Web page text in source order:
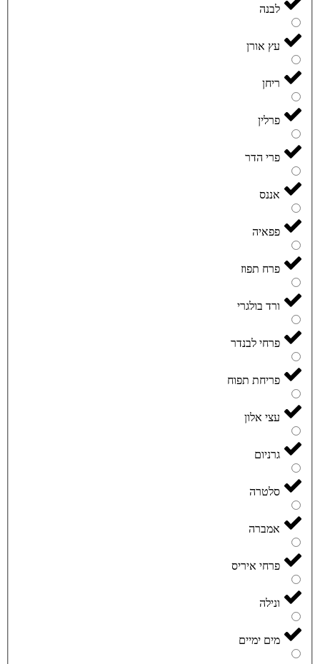
לבנה
עץ אורן
ריחן
פרלין
פרי הדר
אננס
פפאיה
פרח תפוז
ורד בולגרי
פרחי לבנדר
פריחת תפוח
עצי אלון
גרניום
סלטרה
אמברה
פרחי איריס
ונילה
מים ימיים